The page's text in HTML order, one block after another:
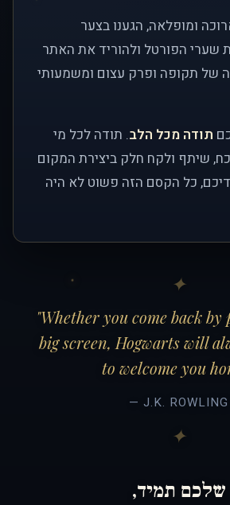
ומופלאה, הגענו בצער
שערי הפורטל ולהוריד את האתר
של תקופה ופרק עצום ומשמעותי
תודה מכל הלב. תודה לכל מי
שיתף ולקח חלק ביצירת המקום
כל הקסם הזה פשוט לא היה
"Whether you come back by
big screen, Hogwarts will
to welcome you
— J.K. ROWLING
שלכם תמיד,